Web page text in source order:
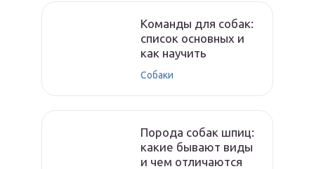
Команды для собак:
список основных и
как научить
Собаки
Порода собак шпиц:
какие бывают виды
и чем отличаются